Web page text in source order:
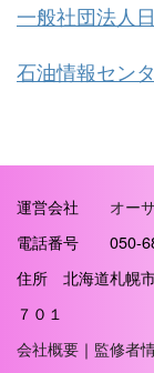
一般社団法人
石油情報セン
運営会社 オー
電話番号 050-
住所 北海道札幌市
７０１
会社概要 ｜ 監修者